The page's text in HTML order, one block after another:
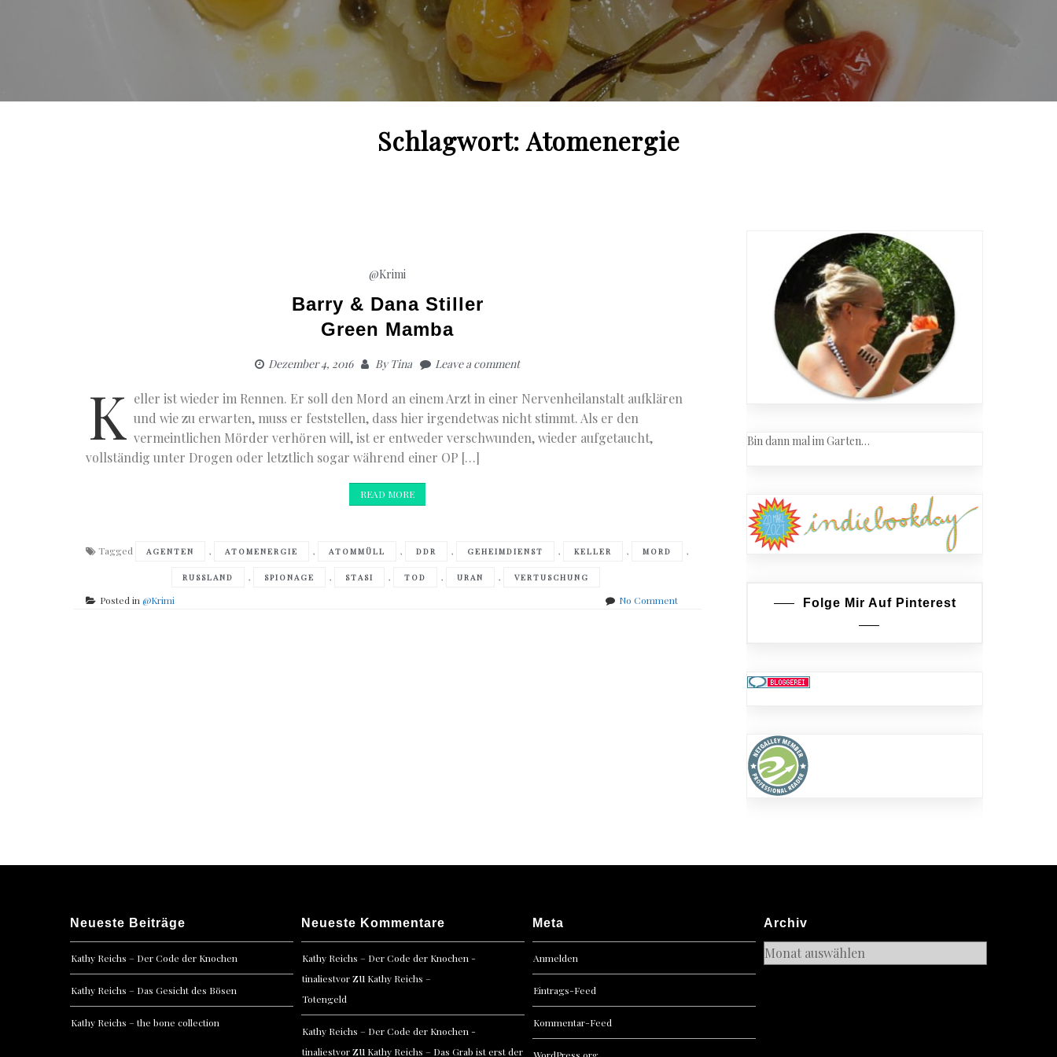
Schlagwort:Atomenergie
@Krimi
Barry & Dana Stiller
Green Mamba
Dezember 4, 2016 ByTina Leave a comment
K eller ist wieder im Rennen. Er soll den Mord an einem Arzt in einer Nervenheilanstalt aufklären
und wie zu erwarten, muss er feststellen, dass hier irgendetwas nicht stimmt. Als er den
vermeintlichen Mörder verhören will, ist er entweder verschwunden, wieder aufgetaucht,
vollständig unter Drogen oder letztlich sogar während einer OP […]
READ MORE
Tagged AGENTEN , ATOMENERGIE , ATOMMÜLL , DDR , GEHEIMDIENST , KELLER , MORD ,
RUSSLAND , SPIONAGE , STASI , TOD , URAN , VERTUSCHUNG
Posted in@Krimi No Commenton
Bin dann mal im Garten…
Folge Mir Auf Pinterest
Neueste Beiträge
Kathy Reichs – Der Code der Knochen
Kathy Reichs – Das Gesicht des Bösen
Kathy Reichs – the bone collection
Neueste Kommentare
Kathy Reichs – Der Code der Knochen -
tinaliestvorzu Kathy Reichs –
Totengeld
Kathy Reichs – Der Code der Knochen -
tinaliestvorzu Kathy Reichs – Das Grab ist erst der
Meta
Anmelden
Eintrags-Feed
Kommentar-Feed
WordPress.org
Archiv
Archiv